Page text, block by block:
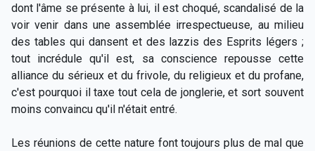
dont l'âme se présente à lui, il est choqué, scandalisé de la
voir venir dans une assemblée irrespectueuse, au milieu
des tables qui dansent et des lazzis des Esprits légers ;
tout incrédule qu'il est, sa conscience repousse cette
alliance du sérieux et du frivole, du religieux et du profane,
c'est pourquoi il taxe tout cela de jonglerie, et sort souvent
moins convaincu qu'il n'était entré.
Les réunions de cette nature font toujours plus de mal que